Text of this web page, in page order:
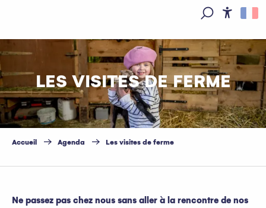
principal
LES VISITES DE FERME
Accueil Agenda Les visites de ferme
Ne passez pas chez nous sans aller à la rencontre de nos